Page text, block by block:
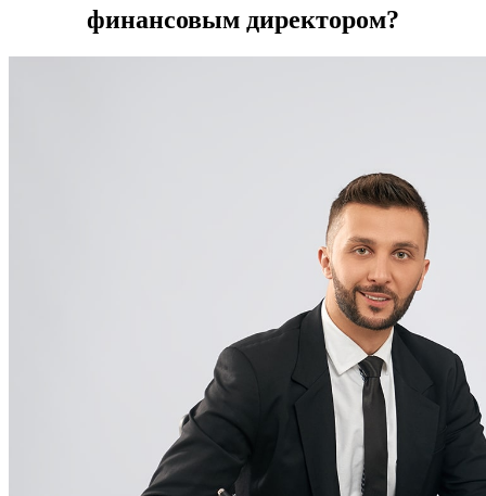
финансовым директором?